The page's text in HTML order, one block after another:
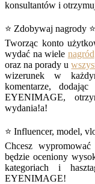
konsultantów i
⭐ Zdobywaj nagrody ⭐
Tworząc konto
wydać na wiele nagród
oraz na porady u
wizerunek w
komentarze,
EYENIMAGE,
wydania!a!
⭐ Influencer, model,
Chcesz
będzie oceniony
kategoriach i
EYENIMAGE!